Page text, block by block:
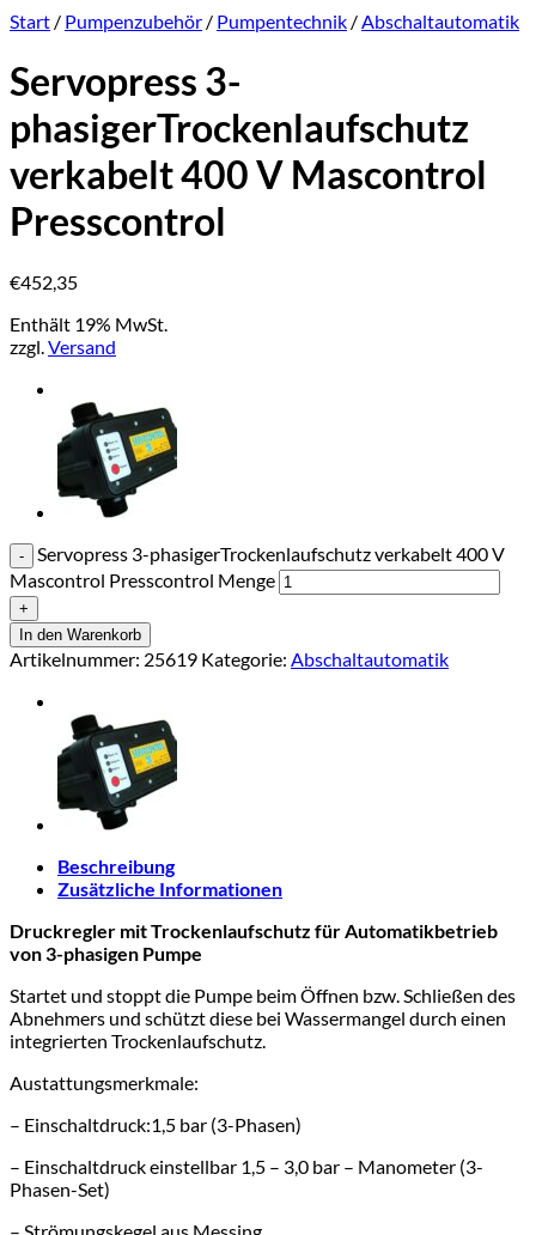
Start / Pumpenzubehör / Pumpentechnik /Abschaltautomatik
Servopress 3-
phasigerTrockenlaufschutz
verkabelt 400 V Mascontrol
Presscontrol
€452,35
Enthält 19% MwSt.
zzgl.Versand
Servopress 3-phasigerTrockenlaufschutz verkabelt 400 V
Mascontrol Presscontrol Menge
In den Warenkorb
Artikelnummer: 25619 Kategorie: Abschaltautomatik
Beschreibung
Zusätzliche Informationen
Druckregler mit Trockenlaufschutz für Automatikbetrieb
von 3-phasigen Pumpe
Startet und stoppt die Pumpe beim Öffnen bzw. Schließen des
Abnehmers und schützt diese bei Wassermangel durch einen
integrierten Trockenlaufschutz.
Austattungsmerkmale:
– Einschaltdruck:1,5 bar (3-Phasen)
– Einschaltdruck einstellbar 1,5 – 3,0 bar – Manometer (3-
Phasen-Set)